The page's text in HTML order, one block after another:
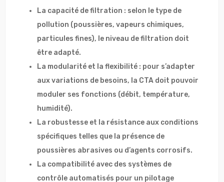
La capacité de filtration : selon le type de
pollution (poussières, vapeurs chimiques,
particules fines), le niveau de filtration doit
être adapté.
La modularité et la flexibilité : pour s’adapter
aux variations de besoins, la CTA doit pouvoir
moduler ses fonctions (débit, température,
humidité).
La robustesse et la résistance aux conditions
spécifiques telles que la présence de
poussières abrasives ou d’agents corrosifs.
La compatibilité avec des systèmes de
contrôle automatisés pour un pilotage